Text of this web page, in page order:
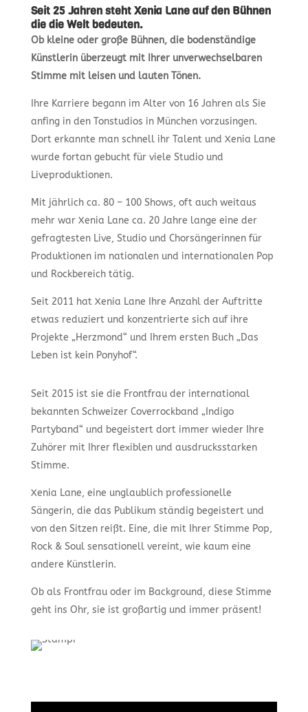
Seit 25 Jahren steht Xenia Lane auf den Bühnen
die die Welt bedeuten.
Ob kleine oder große Bühnen, die bodenständige
Künstlerin überzeugt mit Ihrer unverwechselbaren
Stimme mit leisen und lauten Tönen.
Ihre Karriere begann im Alter von 16 Jahren als Sie
anfing in den Tonstudios in München vorzusingen.
Dort erkannte man schnell ihr Talent und Xenia Lane
wurde fortan gebucht für viele Studio und
Liveproduktionen.
Mit jährlich ca. 80 – 100 Shows, oft auch weitaus
mehr war Xenia Lane ca. 20 Jahre lange eine der
gefragtesten Live, Studio und Chorsängerinnen für
Produktionen im nationalen und internationalen Pop
und Rockbereich tätig.
Seit 2011 hat Xenia Lane Ihre Anzahl der Auftritte
etwas reduziert und konzentrierte sich auf ihre
Projekte „Herzmond“ und Ihrem ersten Buch „Das
Leben ist kein Ponyhof“.
Seit 2015 ist sie die Frontfrau der international
bekannten Schweizer Coverrockband „Indigo
Partyband“ und begeistert dort immer wieder Ihre
Zuhörer mit Ihrer flexiblen und ausdrucksstarken
Stimme.
Xenia Lane, eine unglaublich professionelle
Sängerin, die das Publikum ständig begeistert und
von den Sitzen reißt. Eine, die mit Ihrer Stimme Pop,
Rock & Soul sensationell vereint, wie kaum eine
andere Künstlerin.
Ob als Frontfrau oder im Background, diese Stimme
geht ins Ohr, sie ist großartig und immer präsent!